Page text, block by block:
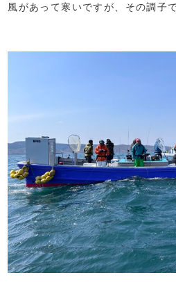
風があって寒いですが、その調子